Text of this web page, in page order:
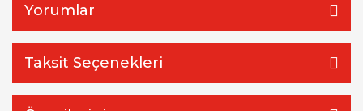
Yorumlar
Taksit Seçenekleri